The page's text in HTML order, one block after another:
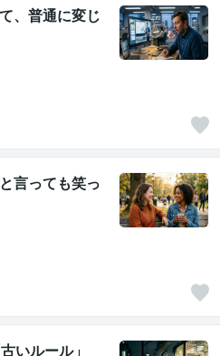
、普通に変じ
言っても笑っ
いルール」